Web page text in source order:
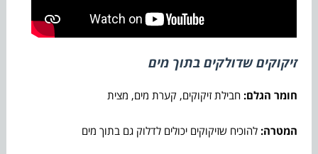
זיקוקים שדולקים בתוך מים
חומר הגלם: חבילת זיקוקים, קערת מים, מצית
המטרה: להוכיח שזיקוקים יכולים לדלוק גם בתוך מים